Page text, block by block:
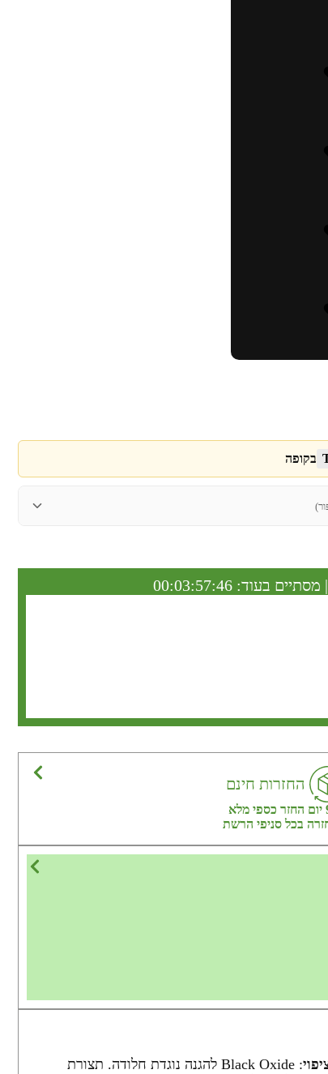
בקופה
מסתיים בעוד: 00:03:57:45
החזרות חינם
בכל סניפי הרשת
: Black Oxide להגנה נוגדת חלודה. תצורת